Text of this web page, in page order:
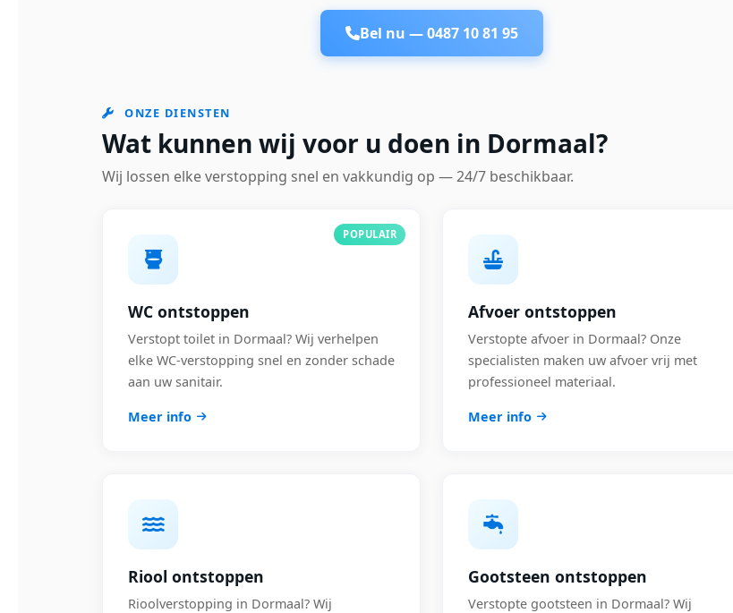
Bel nu —0487 10 81 95
ONZE DIENSTEN
Wat kunnen wij voor u doen in Dormaal?
Wij lossen elke verstopping snel en vakkundig op — 24/7 beschikbaar.
POPULAIR
WC ontstoppen
Verstopt toilet in Dormaal? Wij verhelpen
elke WC-verstopping snel en zonder schade
aan uw sanitair.
Meer info
Afvoer ontstoppen
Verstopte afvoer in Dormaal? Onze
specialisten maken uw afvoer vrij met
professioneel materiaal.
Meer info
Riool ontstoppen
Rioolverstopping in Dormaal? Wij
Gootsteen ontstoppen
Verstopte gootsteen in Dormaal? Wij